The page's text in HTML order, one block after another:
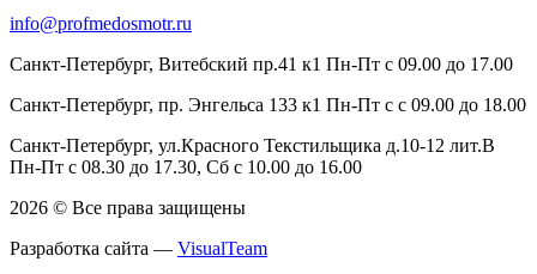
info@profmedosmotr.ru
Санкт-Петербург, Витебский пр.41 к1 Пн-Пт с 09.00 до 17.00
Санкт-Петербург, пр. Энгельса 133 к1 Пн-Пт с с 09.00 до 18.00
Санкт-Петербург, ул.Красного Текстильщика д.10-12 лит.В
Пн-Пт с 08.30 до 17.30, Сб с 10.00 до 16.00
2026 © Все права защищены
Разработка сайта — VisualTeam